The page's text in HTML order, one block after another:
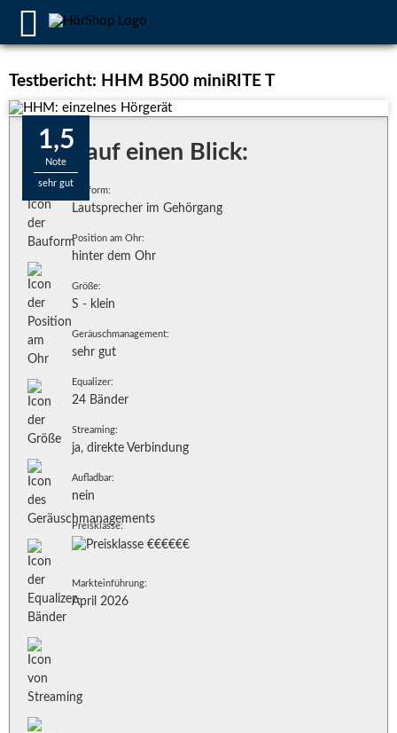
Testbericht: HHM B500 miniRITE T
1,5
Note
sehr gut
Alles auf einen Blick:
Bauform:
Lautsprecher im Gehörgang
Position am Ohr:
hinter dem Ohr
Größe:
S - klein
Geräuschmanagement:
sehr gut
Equalizer:
24 Bänder
Streaming:
ja, direkte Verbindung
Aufladbar:
nein
Preisklasse:
Markteinführung:
April 2026